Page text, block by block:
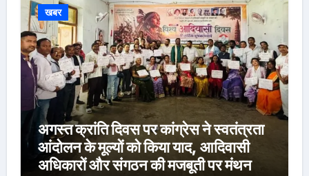
खबर
अगस्त क्रांति दिवस पर कांग्रेस ने स्वतंत्रता
आंदोलन के मूल्यों को किया याद, आदिवासी
अधिकारों और संगठन की मजबूती पर मंथन